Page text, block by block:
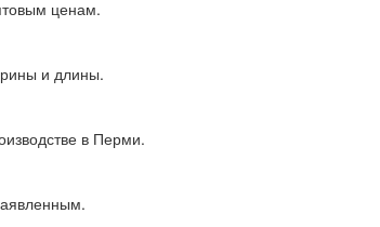
ценам.
и длины.
в Перми.